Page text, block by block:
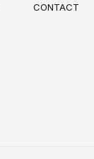
CONTACT